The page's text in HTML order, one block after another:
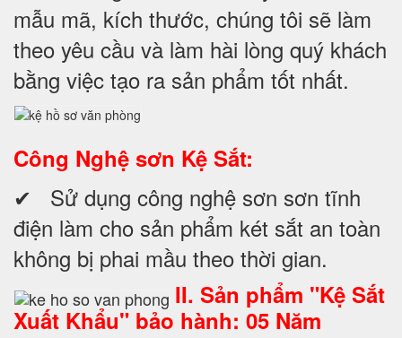
mẫu mã, kích thước, chúng tôi sẽ làm
theo yêu cầu và làm hài lòng quý khách
bằng việc tạo ra sản phẩm tốt nhất.
Công Nghệ sơn Kệ Sắt:
✔ Sử dụng công nghệ sơn sơn tĩnh
điện làm cho sản phẩm két sắt an toàn
không bị phai mầu theo thời gian.
II. Sản phẩm "Kệ Sắt
Xuất Khẩu" bảo hành: 05 Năm